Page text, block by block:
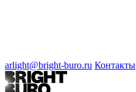
arlight@bright-buro.ru Контакты